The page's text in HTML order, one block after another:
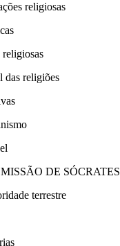
religiosas
religiosas
das religiões
DE SÓCRATES
terrestre